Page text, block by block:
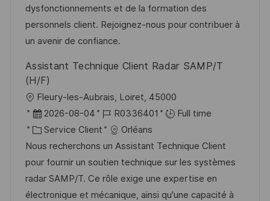
a
t
i
n
a
f
f
c
g
n
c
e
u
s
o
r
i
dysfonctionnements et de la formation des
personnels client. Rejoignez-nous pour contribuer à
un avenir de confiance.
Assistant Technique Client Radar SAMP/T
(H/F)
o
c
a
l
i
s
Fleury-les-Aubrais, Loiret, 45000
D
a
t
e
d
’
2026-08-04
R
é
f
é
r
e
R0336401
Full time
C
a
t
é
g
Service Client
Orléans
Nous recherchons un Assistant Technique Client
pour fournir un soutien technique sur les systèmes
radar SAMP/T. Ce rôle exige une expertise en
électronique et mécanique, ainsi qu'une capacité à